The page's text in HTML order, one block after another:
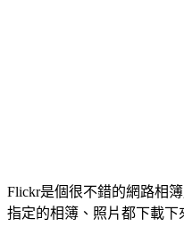
Flickr是個很不錯的網路相
指定的相簿、照片都下載下